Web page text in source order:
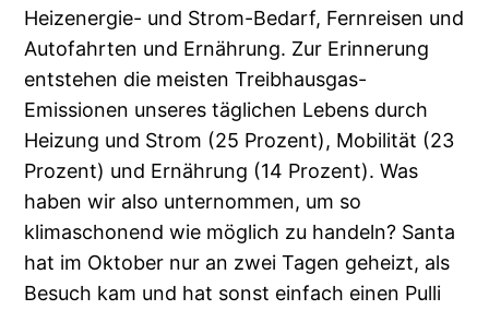
Heizenergie- und Strom-Bedarf, Fernreisen und
Autofahrten und Ernährung. Zur Erinnerung
entstehen die meisten Treibhausgas-
Emissionen unseres täglichen Lebens durch
Heizung und Strom (25 Prozent), Mobilität (23
Prozent) und Ernährung (14 Prozent).Was
haben wir also unternommen, um so
klimaschonend wie möglich zu handeln? Santa
hat im Oktober nur an zwei Tagen geheizt, als
Besuch kam und hat sonst einfach einen Pulli